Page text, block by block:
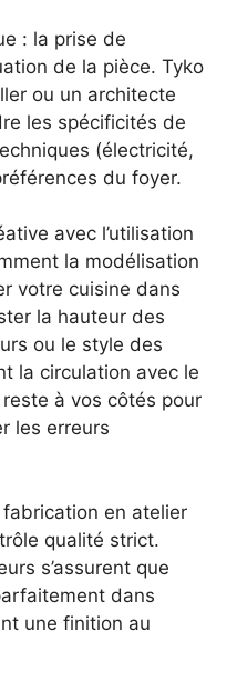
: la prise de
de la pièce. Tyko
ou un architecte
les spécificités de
(électricité,
du foyer.
avec l’utilisation
la modélisation
votre cuisine dans
la hauteur des
ou le style des
la circulation avec le
à vos côtés pour
les erreurs
en atelier
qualité strict.
s’assurent que
dans
une finition au